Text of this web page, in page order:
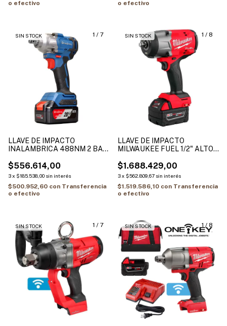
o efectivo
o efectivo
1 / 7
SIN STOCK
LLAVE DE IMPACTO
INALAMBRICA 488NM 2 BAT
CHENG DCPB488-FK
$556.614,00
3x $185.538,00 sin interés
$500.952,60 con Transferencia
o efectivo
1 / 8
SIN STOCK
LLAVE DE IMPACTO
MILWAUKEE FUEL 1/2" ALTO
BAT + CARG 2967-259A
$1.688.429,00
3x $562.809,67 sin interés
$1.519.586,10 con Transferencia
o efectivo
1 / 7
SIN STOCK 1 / 8
SIN STOCK